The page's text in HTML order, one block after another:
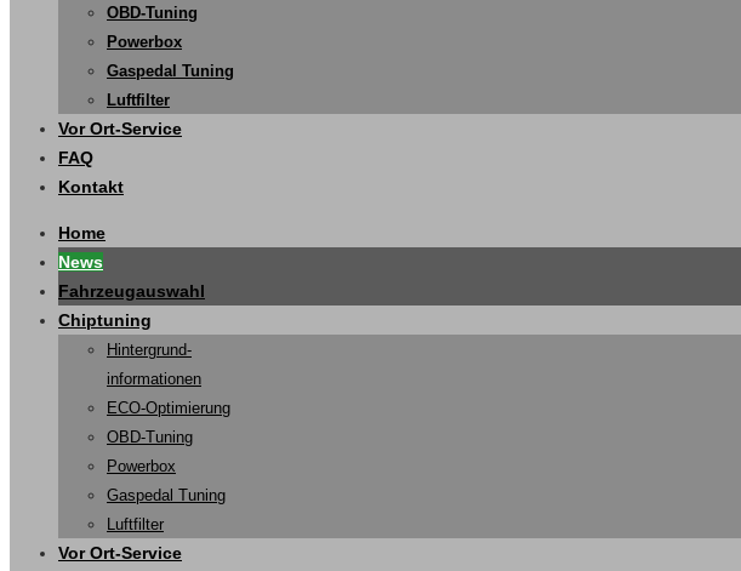
OBD-Tuning
Powerbox
Gaspedal Tuning
Luftfilter
Vor Ort-Service
FAQ
Kontakt
Home
News
Fahrzeugauswahl
Chiptuning
Hintergrund-
informationen
ECO-Optimierung
OBD-Tuning
Powerbox
Gaspedal Tuning
Luftfilter
Vor Ort-Service